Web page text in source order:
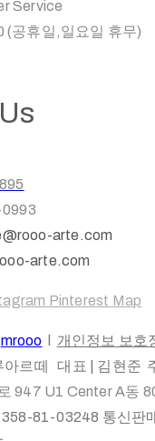
Service
(공휴일,일요일 휴무)
arte.com
arte.com
Pinterest Map
mrooo 개인정보 보호
아르떼 대표 | 김현준
947 U1 Center A동
81-03248 통신판